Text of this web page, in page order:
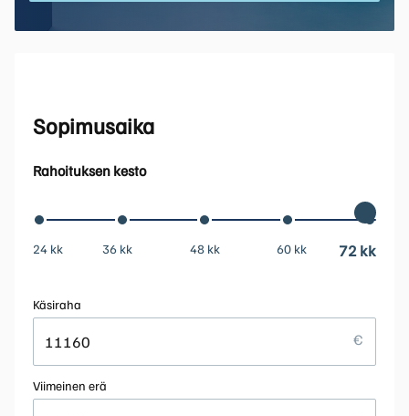
Sopimusaika
Rahoituksen kesto
24 kk 36 kk 48 kk 60 kk 72 kk
Käsiraha
Viimeinen erä